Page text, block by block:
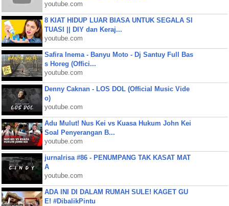
youtube.com
8 KIAT HIDUP LUAR BIASA UNTUK SEGALA SI
TUASI || DIY dan Keraj...
youtube.com
Safira Inema - Banyu Moto - Dj Santuy Full Bas
s Horeg (Offici...
youtube.com
Denny Caknan - LOS DOL (Official Music Vide
o)
youtube.com
Adu Mulut! Nus Kei vs Kuasa Hukum John Kei
Soal Penyerangan B...
youtube.com
jurnalrisa #86 - PENUMPANG TAK KASAT MAT
A
youtube.com
ADA INI DI DALAM RUMAH SULE! KAGET GU
E! #DibalikPintu